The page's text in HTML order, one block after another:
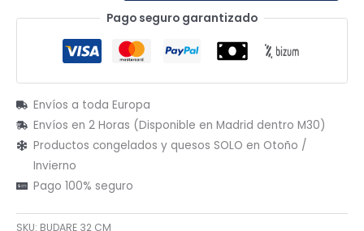
Pago seguro garantizado
Envíos a toda Europa
Envíos en 2 Horas (Disponible en Madrid dentro M30)
Productos congelados y quesos SOLO en Otoño /
Invierno
Pago 100% seguro
SKU: BUDARE 32 CM